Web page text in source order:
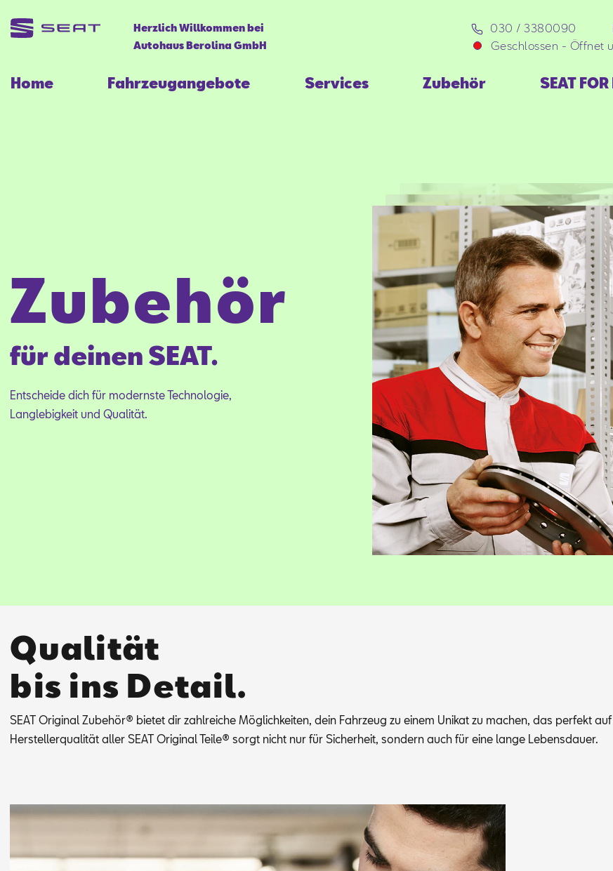
Herzlich Willkommen bei
Autohaus Berolina GmbH
030 / 3380090
Geschlossen - Öffnet
Home Fahrzeugangebote Services Zubehör SEAT
Zubehör
für deinen SEAT.
Ent­schei­de dich für mo­derns­te Tech­no­lo­gie,
Lang­le­big­keit und Qua­li­tät.
Qualität
bis ins Detail.
SEAT Ori­gi­nal Zu­be­hör® bie­tet dir zahl­rei­che Mög­lich­kei­ten, dein Fahr­zeug zu ei­nem Uni­kat zu ma­chen, das per­fekt
Her­stel­ler­qua­li­tät al­ler SEAT Ori­gi­nal Tei­le® sorgt nicht nur für Si­cher­heit, son­dern auch für eine lan­ge Le­bens­dau­er.